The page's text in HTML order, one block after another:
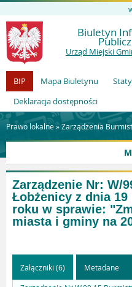
Biuletyn
Urząd Miejski
BIP Mapa Biuletynu
Deklaracja dostępności
Prawo lokalne »Zarządzenia
Zarządzenie Nr: W/
Łobżenicy z dnia 19
roku w sprawie:
miasta i gminy na
Załączniki (6) Metadane